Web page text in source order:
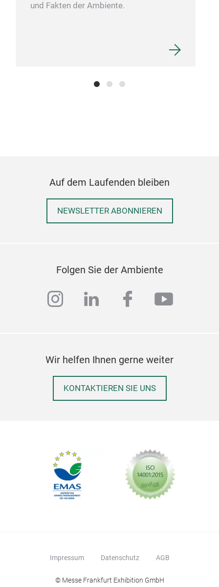
und Fakten der Ambiente.
Auf dem Laufenden bleiben
NEWSLETTER ABONNIEREN
Folgen Sie der Ambiente
instagram
linkedinfacebook
Wir helfen Ihnen gerne weiter
KONTAKTIEREN SIE UNS
Impressum Datenschutz AGB
© Messe Frankfurt Exhibition GmbH